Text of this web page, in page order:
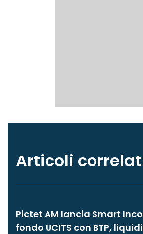
Articoli
Pictet AM lancia Smart
fondo UCITS con BTP,